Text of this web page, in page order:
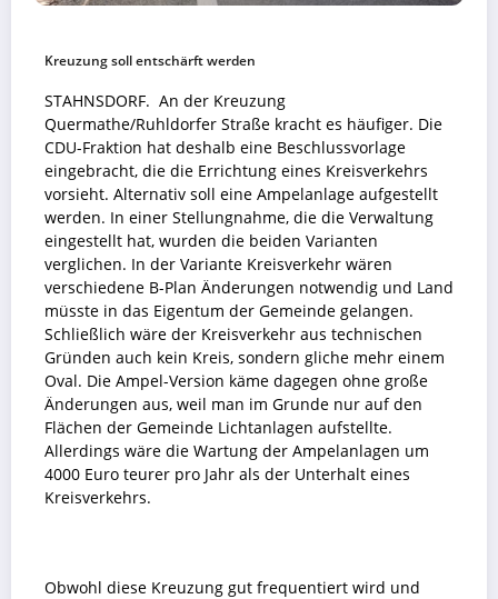
Kreuzung soll entschärft werden
STAHNSDORF. An der Kreuzung
Quermathe/Ruhldorfer Straße kracht es häufiger. Die
CDU-Fraktion hat deshalb eine Beschlussvorlage
eingebracht, die die Errichtung eines Kreisverkehrs
vorsieht. Alternativ soll eine Ampelanlage aufgestellt
werden. In einer Stellungnahme, die die Verwaltung
eingestellt hat, wurden die beiden Varianten
verglichen. In der Variante Kreisverkehr wären
verschiedene B-Plan Änderungen notwendig und Land
müsste in das Eigentum der Gemeinde gelangen.
Schließlich wäre der Kreisverkehr aus technischen
Gründen auch kein Kreis, sondern gliche mehr einem
Oval. Die Ampel-Version käme dagegen ohne große
Änderungen aus, weil man im Grunde nur auf den
Flächen der Gemeinde Lichtanlagen aufstellte.
Allerdings wäre die Wartung der Ampelanlagen um
4000 Euro teurer pro Jahr als der Unterhalt eines
Kreisverkehrs.
Obwohl diese Kreuzung gut frequentiert wird und